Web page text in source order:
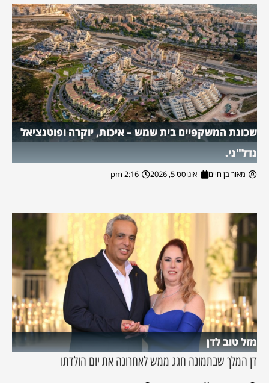
שכונת המשקפיים בית שמש – איכות, יוקרה ופוטנציאל
נדל"ני.
מאור בן חיים אוגוסט 5, 2026 2:16 pm
מזל טוב לדן
דן המלך שבתמונה חגג ממש לאחרונה את יום הולדתו